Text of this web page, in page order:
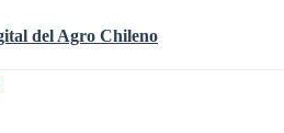
del Agro Chileno